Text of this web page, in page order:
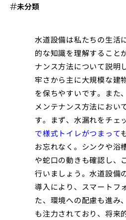
未分類
水道設備は私たちの生活
的な知識を理解すること
ナンス方法について説明
牢さから主に大規模な建
を保ちやすいです。また
メンテナンス方法におい
す。まず、水漏れをチェ
で様式トイレがつまって
お忘れなく。シンクや浴
や蛇口の動きも確認し、
行いましょう。水道設備
導入により、スマートフ
た、環境への配慮も進み
も注力されており、将来